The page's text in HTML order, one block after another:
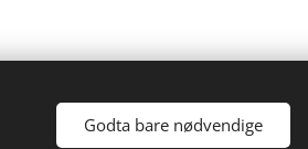
Godta bare nødvendige